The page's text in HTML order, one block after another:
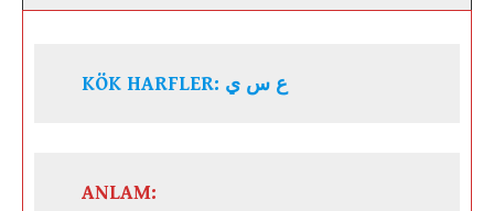
KÖK HARFLER: ع س ي
ANLAM: